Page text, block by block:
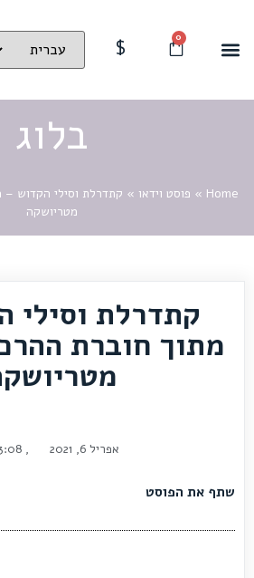
0
$
בלוג
Home
» פוסט וידאו » קתדרלת וסילי הקדוש
מטריושקה
קתדרלת וסילי
מתוך חוברת
אפריל 6, 2021 ,
pm
שתף את הפוסט